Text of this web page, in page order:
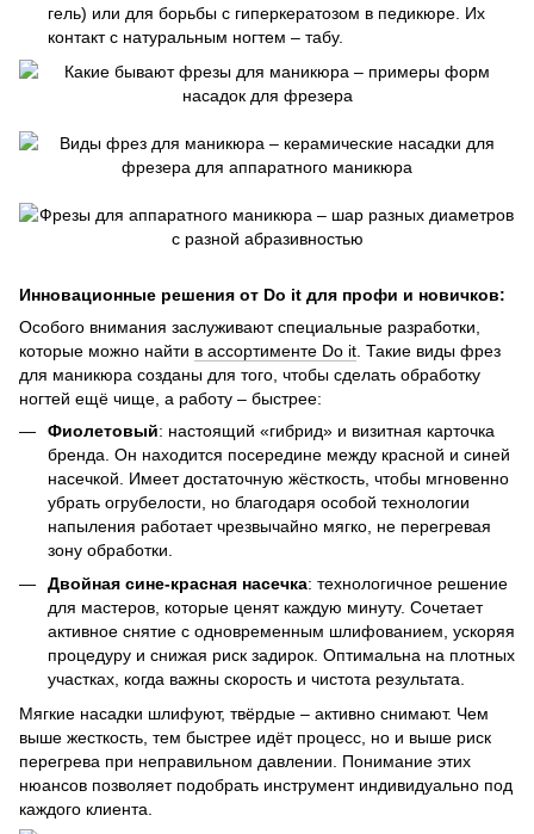
гель) или для борьбы с гиперкератозом в педикюре. Их
контакт с натуральным ногтем – табу.
Инновационные решения от Do it для профи и новичков:
Особого внимания заслуживают специальные разработки,
которые можно найти в ассортименте Do it . Такие виды фрез
для маникюра созданы для того, чтобы сделать обработку
ногтей ещё чище, а работу – быстрее:
Фиолетовый: настоящий «гибрид» и визитная карточка
бренда. Он находится посередине между красной и синей
насечкой. Имеет достаточную жёсткость, чтобы мгновенно
убрать огрубелости, но благодаря особой технологии
напыления работает чрезвычайно мягко, не перегревая
зону обработки.
Двойная сине-красная насечка: технологичное решение
для мастеров, которые ценят каждую минуту. Сочетает
активное снятие с одновременным шлифованием, ускоряя
процедуру и снижая риск задирок. Оптимальна на плотных
участках, когда важны скорость и чистота результата.
Мягкие насадки шлифуют, твёрдые – активно снимают. Чем
выше жесткость, тем быстрее идёт процесс, но и выше риск
перегрева при неправильном давлении. Понимание этих
нюансов позволяет подобрать инструмент индивидуально под
каждого клиента.